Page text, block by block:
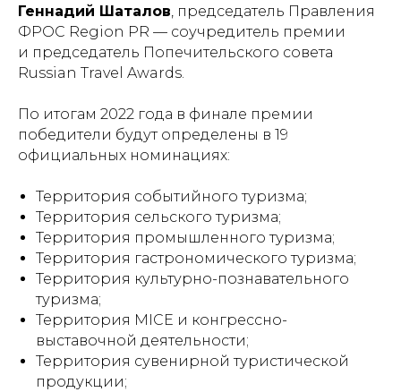
Геннадий Шаталов, председатель Правления
ФРОС Region PR — соучредитель премии
и председатель Попечительского совета
Russian Travel Awards.
По итогам 2022 года в финале премии
победители будут определены в 19
официальных номинациях:
Территория событийного туризма;
Территория сельского туризма;
Территория промышленного туризма;
Территория гастрономического туризма;
Территория культурно-познавательного
туризма;
Территория MICE и конгрессно-
выставочной деятельности;
Территория сувенирной туристической
продукции;